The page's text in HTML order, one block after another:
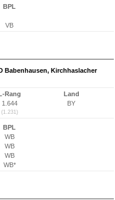
BPL
VB
Babenhausen, Kirchhaslacher
L-Rang
1.644
(1.231)
Land
BY
BPL
WB
WB
WB
WB*